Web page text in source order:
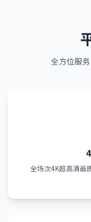
全方位服
全场次4K超高清画